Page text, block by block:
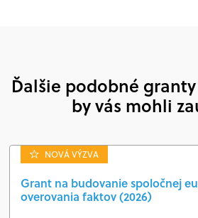
Ďalšie podobné
by vás mohli
NOVÁ VÝZVA
Grant na budovanie spoločnej
overovania faktov (2026)